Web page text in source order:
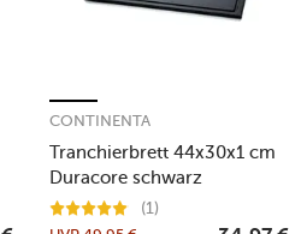
Tranchierbrett 44x30x1 cm
Duracore schwarz
CONTINENTA
(1)